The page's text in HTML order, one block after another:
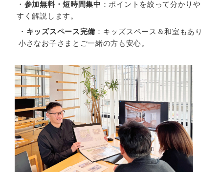
・ 参加無料・短時間集中 ：ポイントを絞って分かりや
すく解説します。
・ キッズスペース完備 ：キッズスペース＆和室もあり
小さなお子さまとご一緒の方も安心。